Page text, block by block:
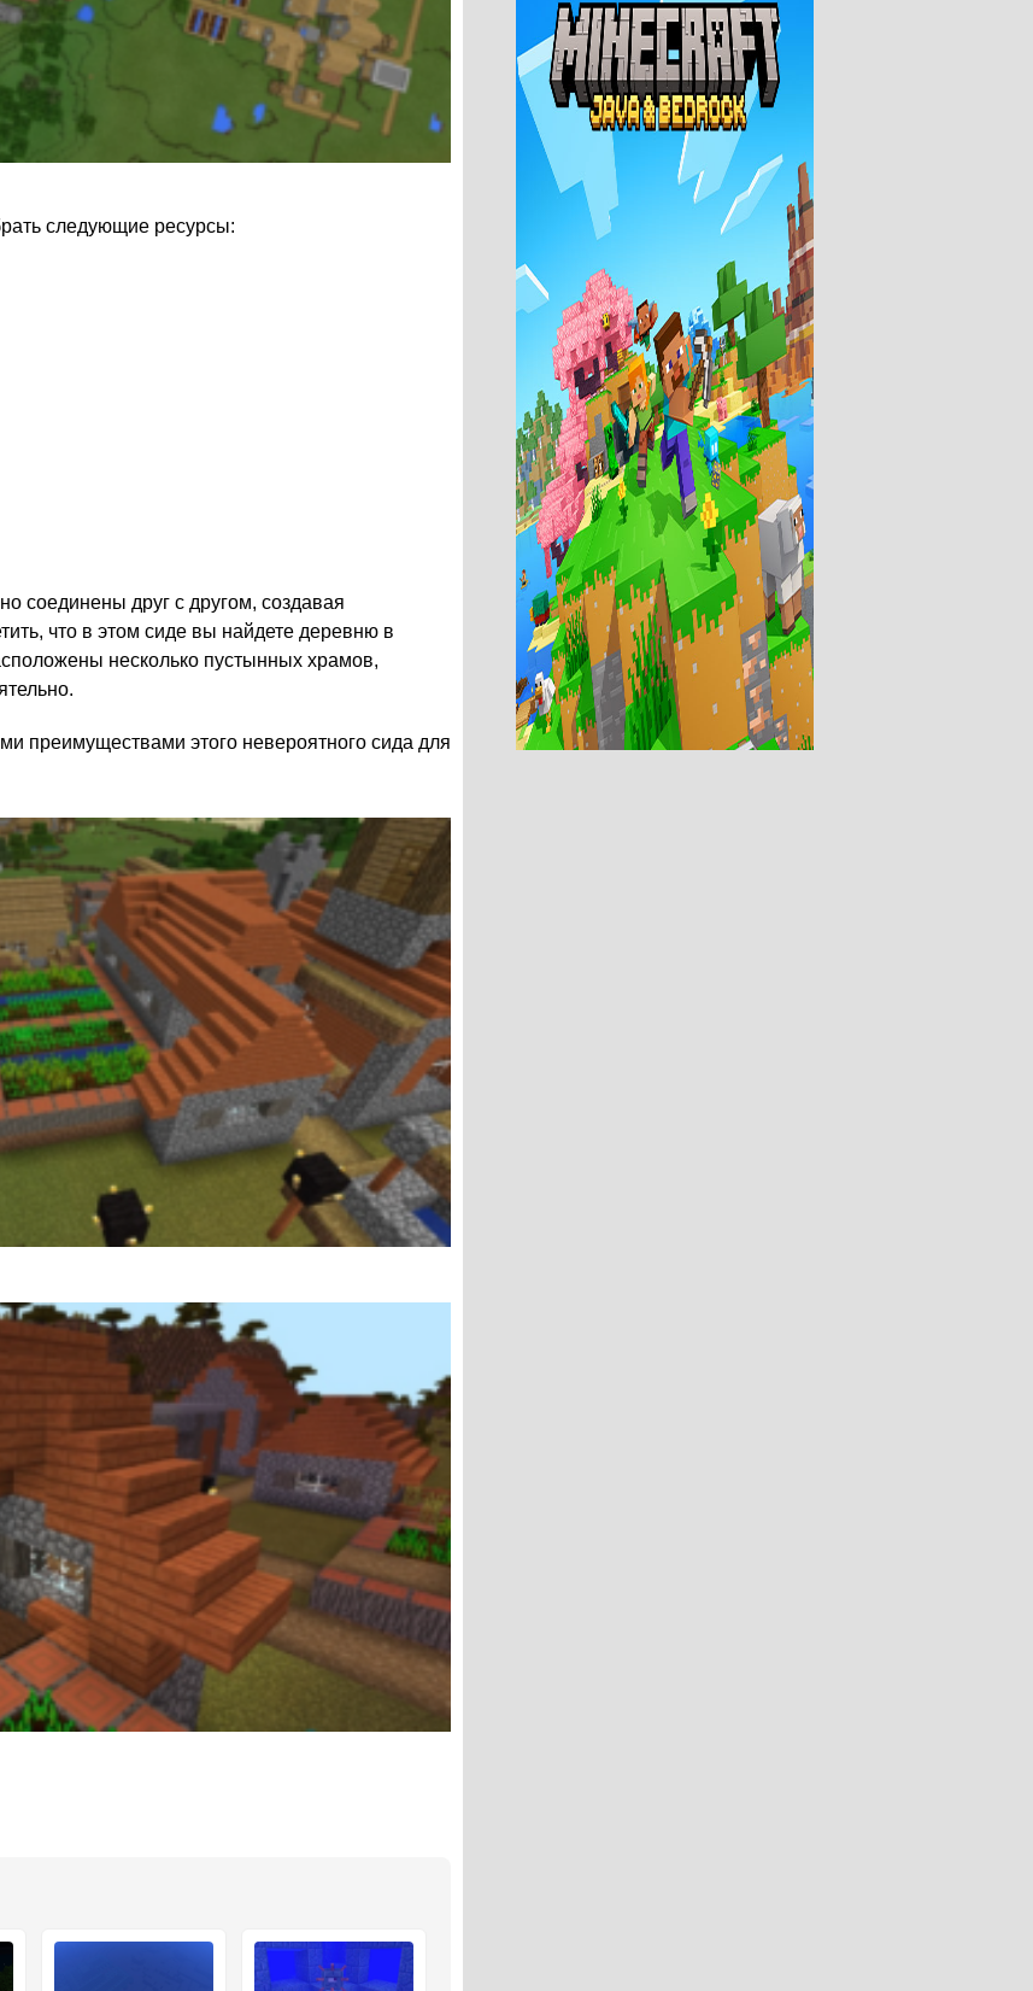
следующие ресурсы:
соединены друг с другом, создавая
что в этом сидe вы найдете деревню в
несколько пустынных храмов,
преимуществами этого невероятного сида для